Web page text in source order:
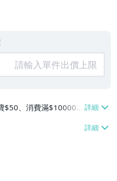
$50、消費滿$100000